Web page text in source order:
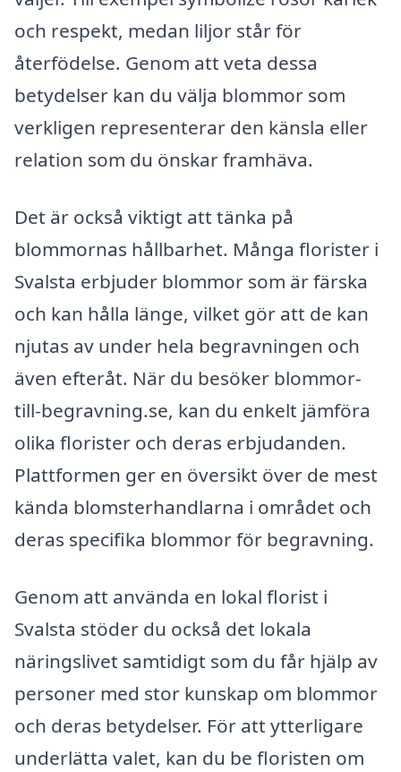
och respekt, medan liljor står för
återfödelse. Genom att veta dessa
betydelser kan du välja blommor som
verkligen representerar den känsla eller
relation som du önskar framhäva.
Det är också viktigt att tänka på
blommornas hållbarhet. Många florister i
Svalsta erbjuder blommor som är färska
och kan hålla länge, vilket gör att de kan
njutas av under hela begravningen och
även efteråt. När du besöker blommor-
till-begravning.se, kan du enkelt jämföra
olika florister och deras erbjudanden.
Plattformen ger en översikt över de mest
kända blomsterhandlarna i området och
deras specifika blommor för begravning.
Genom att använda en lokal florist i
Svalsta stöder du också det lokala
näringslivet samtidigt som du får hjälp av
personer med stor kunskap om blommor
och deras betydelser. För att ytterligare
underlätta valet, kan du be floristen om